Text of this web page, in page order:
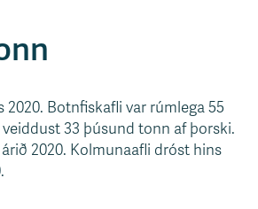
2020. Botnfiskafli var rúmlega 55
33 þúsund tonn af þorski.
2020. Kolmunaafli dróst hins